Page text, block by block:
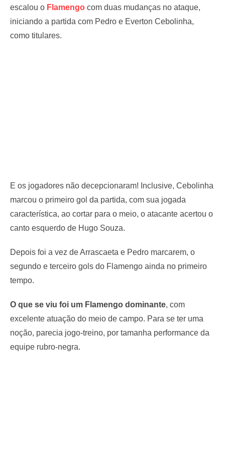
escalou o Flamengo com duas mudanças no ataque,
iniciando a partida com Pedro e Everton Cebolinha,
como titulares.
E os jogadores não decepcionaram! Inclusive, Cebolinha
marcou o primeiro gol da partida, com sua jogada
característica, ao cortar para o meio, o atacante acertou o
canto esquerdo de Hugo Souza.
Depois foi a vez de Arrascaeta e Pedro marcarem, o
segundo e terceiro gols do Flamengo ainda no primeiro
tempo.
O que se viu foi um Flamengo dominante, com
excelente atuação do meio de campo. Para se ter uma
noção, parecia jogo-treino, por tamanha performance da
equipe rubro-negra.